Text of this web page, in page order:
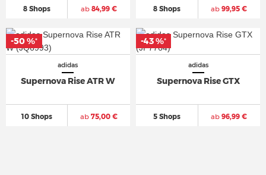
8 Shops ab84,99 € 8 Shops ab 99,95 €
adidas
Supernova Rise ATR W
10 Shops ab75,00 €
-50 %*
-50 %*
adidas
Supernova Rise GTX
5 Shops ab 96,99 €
-43 %*
-43 %*